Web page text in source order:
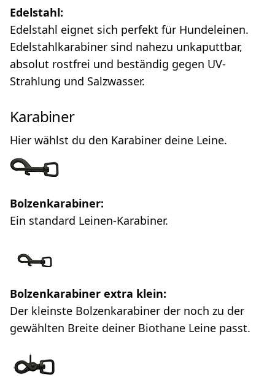
Edelstahl:
Edelstahl eignet sich perfekt für Hundeleinen.
Edelstahlkarabiner sind nahezu unkaputtbar,
absolut rostfrei und beständig gegen UV-
Strahlung und Salzwasser.
Karabiner
Hier wählst du den Karabiner deine Leine.
Bolzenkarabiner:
Ein standard Leinen-Karabiner.
Bolzenkarabiner extra klein:
Der kleinste Bolzenkarabiner der noch zu der
gewählten Breite deiner Biothane Leine passt.